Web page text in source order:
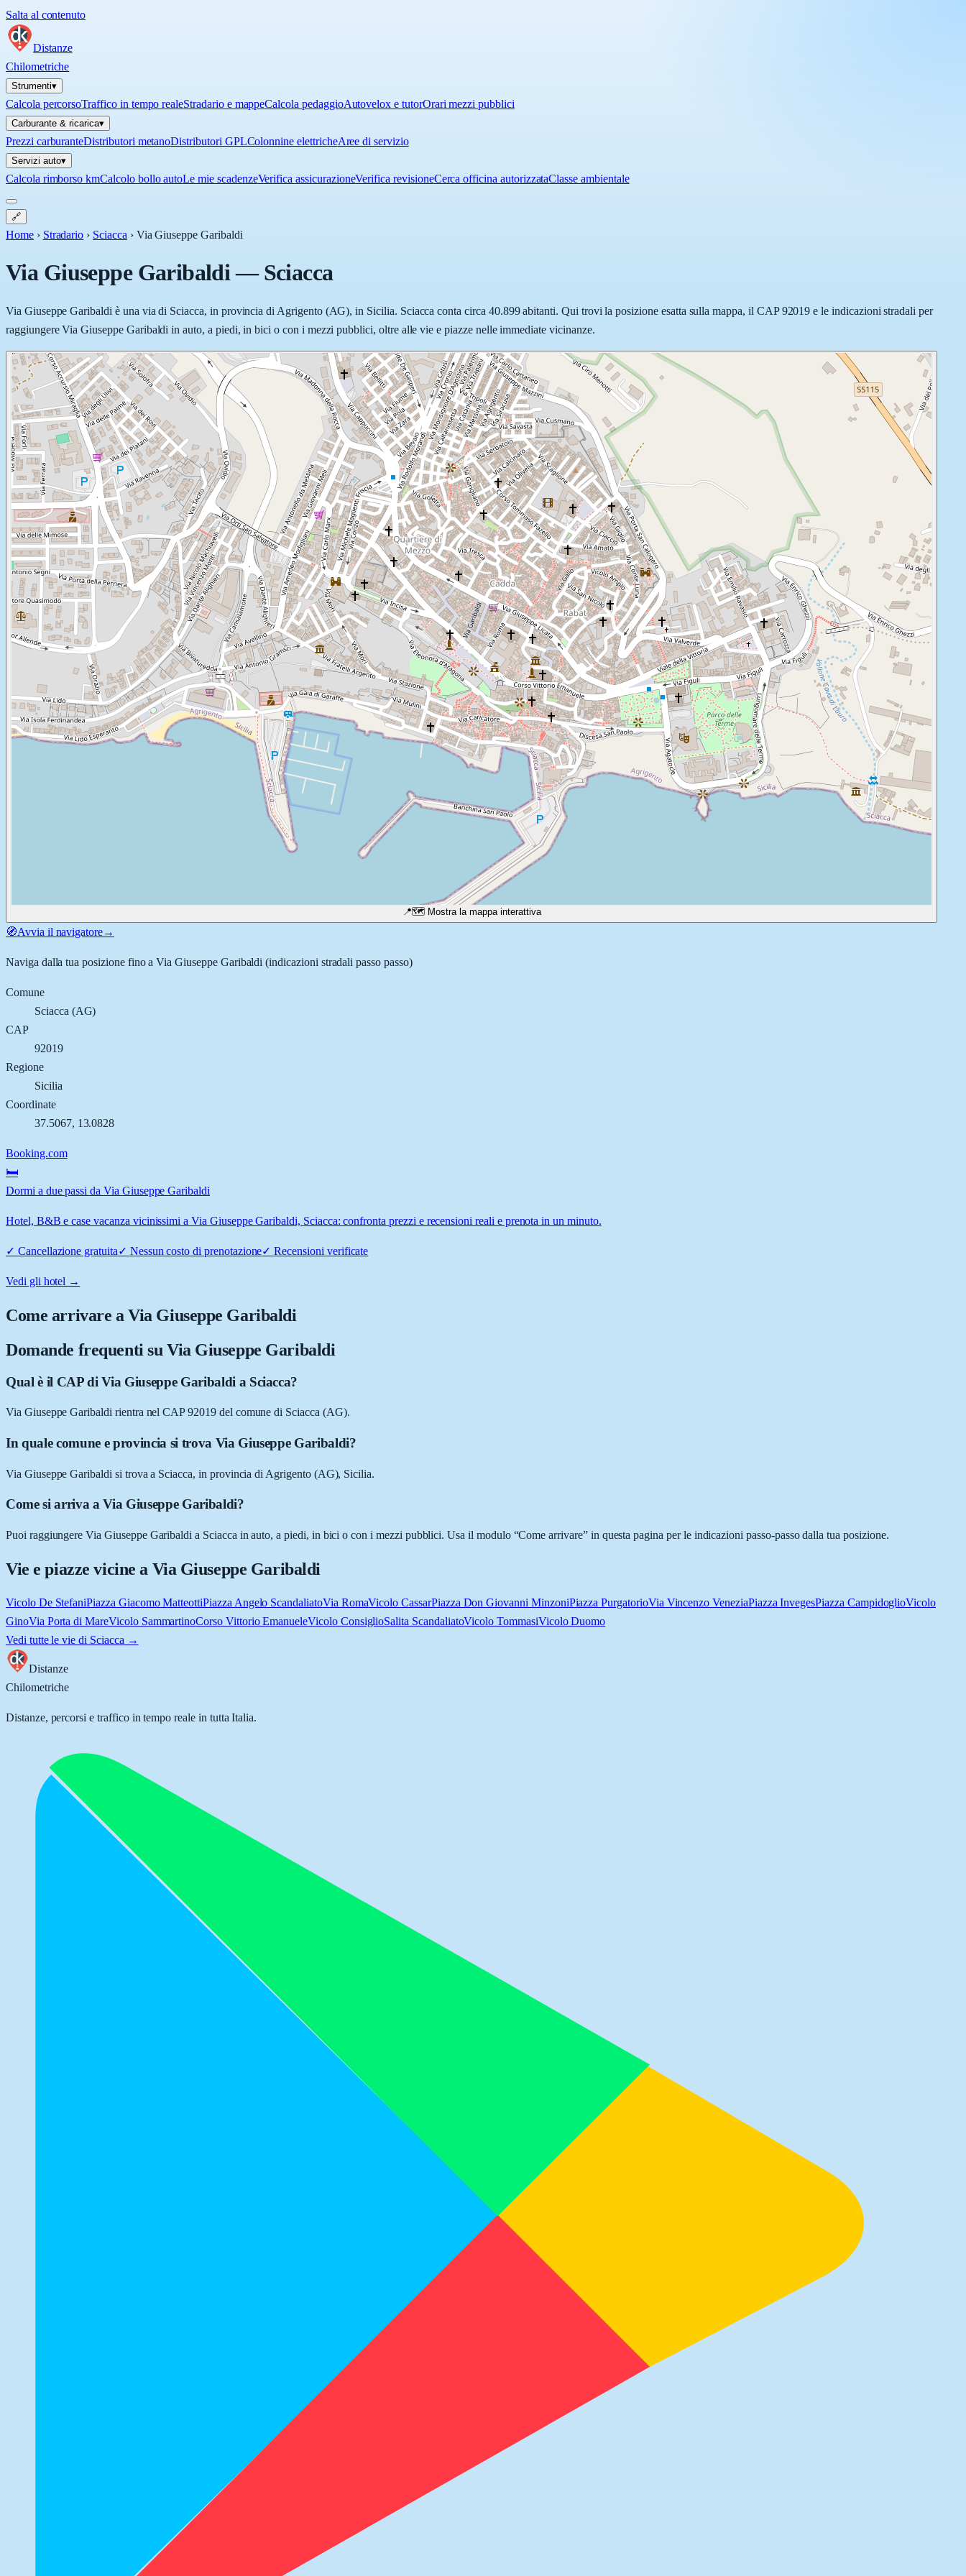
Salta al contenuto
Distanze
Chilometriche
Strumenti▾
Calcola percorsoTraffico in tempo realeStradario e mappeCalcola pedaggioAutovelox e tutorOrari mezzi pubblici
Carburante & ricarica▾
Prezzi carburanteDistributori metanoDistributori GPLColonnine elettricheAree di servizio
Servizi auto▾
Calcola rimborso kmCalcolo bollo autoLe mie scadenzeVerifica assicurazioneVerifica revisioneCerca officina autorizzataClasse ambientale
🔗
Home › Stradario › Sciacca › Via Giuseppe Garibaldi
Via Giuseppe Garibaldi—Sciacca
Via Giuseppe Garibaldi è una via di Sciacca, in provincia di Agrigento (AG), in Sicilia. Sciacca conta circa 40.899 abitanti. Qui trovi la posizione esatta sulla mappa, il CAP 92019 e le indicazioni stradali per
raggiungere Via Giuseppe Garibaldi in auto, a piedi, in bici o con i mezzi pubblici, oltre alle vie e piazze nelle immediate vicinanze.
📍🗺️ Mostra la mappa interattiva
🧭Avvia il navigatore→
Naviga dalla tua posizione fino aVia Giuseppe Garibaldi (indicazioni stradali passo passo)
Comune
Sciacca (AG)
CAP
92019
Regione
Sicilia
Coordinate
37.5067, 13.0828
Booking.com
🛏️
Dormi a due passi da Via Giuseppe Garibaldi
Hotel, B&B e case vacanza vicinissimi a Via Giuseppe Garibaldi, Sciacca: confronta prezzi e recensioni reali e prenota in un minuto.
✓ Cancellazione gratuita✓ Nessun costo di prenotazione✓Recensioni verificate
Vedi gli hotel →
Come arrivare aVia Giuseppe Garibaldi
Domande frequenti su Via Giuseppe Garibaldi
Qual è il CAP di Via Giuseppe Garibaldi a Sciacca?
Via Giuseppe Garibaldi rientra nel CAP 92019 del comune di Sciacca (AG).
In quale comune e provincia si trova Via Giuseppe Garibaldi?
Via Giuseppe Garibaldi si trova a Sciacca, in provincia di Agrigento (AG), Sicilia.
Come si arriva a Via Giuseppe Garibaldi?
Puoi raggiungere Via Giuseppe Garibaldi a Sciacca in auto, a piedi, in bici o con i mezzi pubblici. Usa il modulo “Come arrivare” in questa pagina per le indicazioni passo-passo dalla tua posizione.
Vie e piazze vicine a Via Giuseppe Garibaldi
Vicolo De StefaniPiazza Giacomo MatteottiPiazza Angelo ScandaliatoVia RomaVicolo CassarPiazza Don Giovanni MinzoniPiazza PurgatorioVia Vincenzo VeneziaPiazza InvegesPiazza CampidoglioVicolo
GinoVia Porta di MareVicolo SammartinoCorso Vittorio EmanueleVicolo ConsiglioSalita ScandaliatoVicolo TommasiVicolo Duomo
Vedi tutte le vie di Sciacca →
Distanze
Chilometriche
Distanze, percorsi e traffico in tempo reale in tutta Italia.